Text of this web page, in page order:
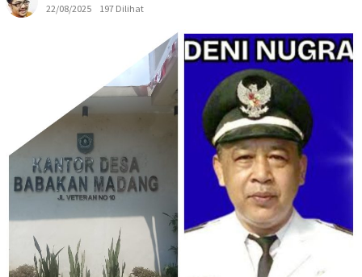
22/08/2025
197 Dilihat